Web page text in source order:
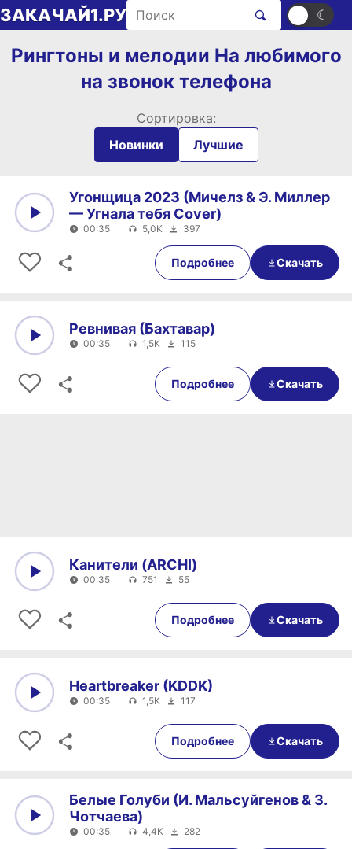
Перейти к содержимому
ЗАКАЧАЙ1.РУ Поиск рингтонов ☀ ☾
Рингтоны и мелодии На любимого
на звонок телефона
Сортировка:
Новинки
Лучшие
00:35
Угонщица 2023 (Мичелз & Э. Миллер
— Угнала тебя Cover)
00:35 5,0K 397
Подробнее Скачать
00:35
Ревнивая (Бахтавар)
00:35 1,5K 115
Подробнее Скачать
00:35
Канители (ARCHI)
00:35 751 55
Подробнее Скачать
00:35
Heartbreaker (KDDK)
00:35 1,5K 117
Подробнее Скачать
00:35
Белые Голуби (И. Мальсуйгенов & З.
Чотчаева)
00:35 4,4K 282